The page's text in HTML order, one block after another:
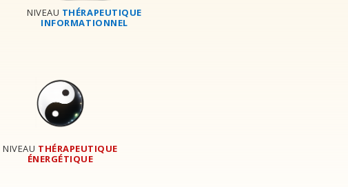
NIVEAU THÉRAPEUTIQUE
ÉNERGÉTIQUE
NIVEAU THÉRAPEUTIQUE
INFORMATIONNEL